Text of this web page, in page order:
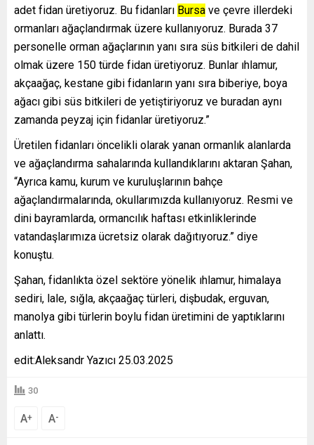
adet fidan üretiyoruz. Bu fidanları Bursa ve çevre illerdeki
ormanları ağaçlandırmak üzere kullanıyoruz. Burada 37
personelle orman ağaçlarının yanı sıra süs bitkileri de dahil
olmak üzere 150 türde fidan üretiyoruz. Bunlar ıhlamur,
akçaağaç, kestane gibi fidanların yanı sıra biberiye, boya
ağacı gibi süs bitkileri de yetiştiriyoruz ve buradan aynı
zamanda peyzaj için fidanlar üretiyoruz.”
Üretilen fidanları öncelikli olarak yanan ormanlık alanlarda
ve ağaçlandırma sahalarında kullandıklarını aktaran Şahan,
“Ayrıca kamu, kurum ve kuruluşlarının bahçe
ağaçlandırmalarında, okullarımızda kullanıyoruz. Resmi ve
dini bayramlarda, ormancılık haftası etkinliklerinde
vatandaşlarımıza ücretsiz olarak dağıtıyoruz.” diye
konuştu.
Şahan, fidanlıkta özel sektöre yönelik ıhlamur, himalaya
sediri, lale, sığla, akçaağaç türleri, dişbudak, erguvan,
manolya gibi türlerin boylu fidan üretimini de yaptıklarını
anlattı.
edit:Aleksandr Yazıcı 25.03.2025
30
A+ A-